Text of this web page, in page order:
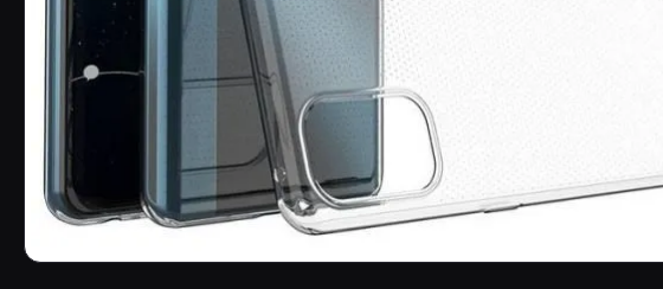
TPU-чохол Epic-прозорий 1,0 мм для Realme 7 Pro — Чорний